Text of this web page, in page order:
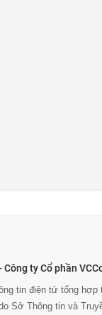
ty Cổ phần
tin điện tử tổng hợp
Sở Thông tin và